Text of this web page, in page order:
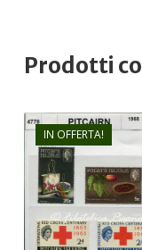
Prodotti
IN OFFERTA!
€
€